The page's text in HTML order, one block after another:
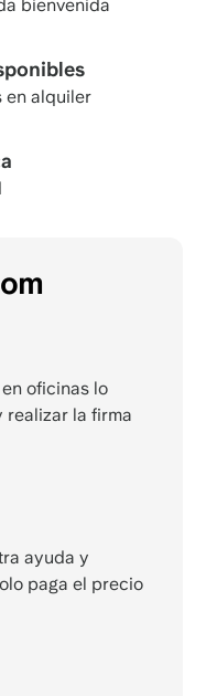
bienvenida
en alquiler
oficinas lo
realizar la firma
ayuda y
paga el precio